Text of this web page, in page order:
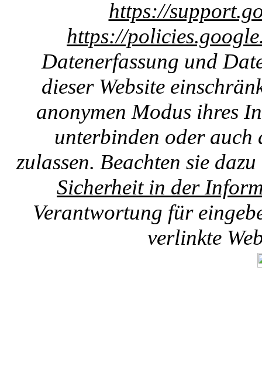
https://
https://
Datenerfassung und
dieser Website
anonymen Modus ihres
unterbinden oder auch
zulassen. Beachten sie
Sicherheit in der
Verantwortung für
verlinkte